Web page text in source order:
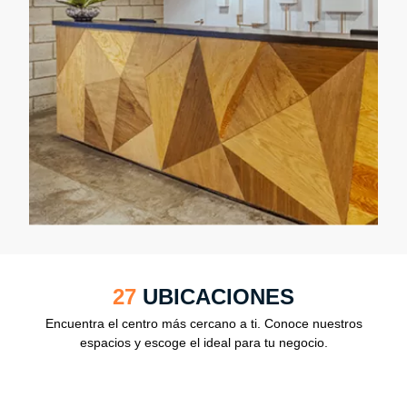
27 UBICACIONES
Encuentra el centro más cercano a ti. Conoce nuestros
espacios y escoge el ideal para tu negocio.